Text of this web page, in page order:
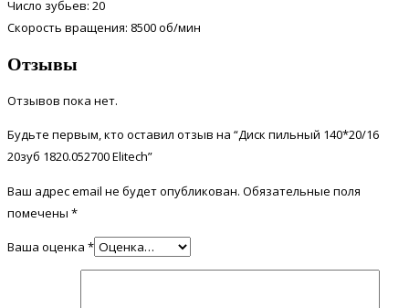
Число зубьев: 20
Скорость вращения: 8500 об/мин
Отзывы
Отзывов пока нет.
Будьте первым, кто оставил отзыв на “Диск пильный 140*20/16
20зуб 1820.052700 Elitech”
Ваш адрес email не будет опубликован. Обязательные поля
помечены *
Ваша оценка *